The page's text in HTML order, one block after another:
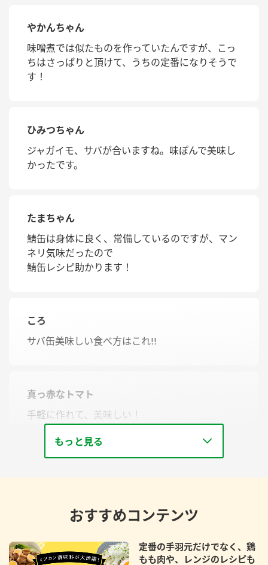
やかんちゃん
味噌煮では似たものを作っていたんですが、こっ
ちはさっぱりと頂けて、うちの定番になりそうで
す！
ひみつちゃん
ジャガイモ、サバが合いますね。味ぽんで美味し
かったです。
たまちゃん
鯖缶は身体に良く、常備しているのですが、マン
ネリ気味だったので
鯖缶レシピ助かります！
ころ
サバ缶美味しい食べ方はこれ!!
真っ赤なトマト
手軽に作れて、美味しい！
ビールにもご飯にも合います。
もっと見る
おすすめコンテンツ
定番の手羽元だけでなく、鶏
もも肉や、レンジのレシピも